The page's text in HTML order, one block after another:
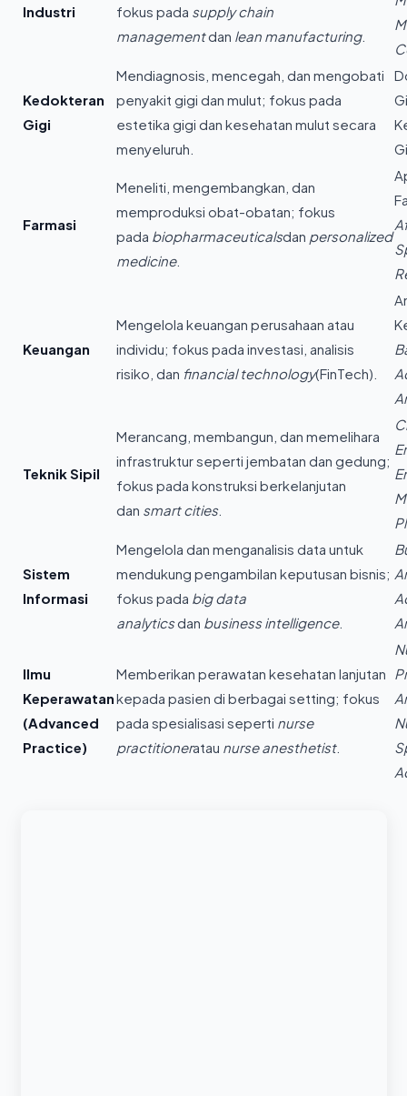
Industri fokus pada supply chain
managementdan lean manufacturing.
Kedokteran
Gigi
Mendiagnosis, mencegah, dan mengobati
penyakit gigi dan mulut; fokus pada
estetika gigi dan kesehatan mulut secara
menyeluruh.
Farmasi
Meneliti, mengembangkan, dan
memproduksi obat-obatan; fokus
pada biopharmaceuticalsdan personalized
medicine.
Keuangan
Mengelola keuangan perusahaan atau
individu; fokus pada investasi, analisis
risiko, dan financial technology(FinTech).
Teknik Sipil
Merancang, membangun, dan memelihara
infrastruktur seperti jembatan dan gedung;
fokus pada konstruksi berkelanjutan
dan smart cities.
Sistem
Informasi
Mengelola dan menganalisis data untuk
mendukung pengambilan keputusan bisnis;
fokus pada big data
analyticsdan business intelligence.
Ilmu
Keperawatan
(Advanced
Practice)
Memberikan perawatan kesehatan lanjutan
kepada pasien di berbagai setting; fokus
pada spesialisasi seperti nurse
practitioneratau nurse anesthetist.